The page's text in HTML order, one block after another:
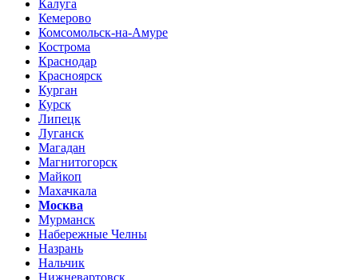
Калуга
Кемерово
Комсомольск-на-Амуре
Кострома
Краснодар
Красноярск
Курган
Курск
Липецк
Луганск
Магадан
Магнитогорск
Майкоп
Махачкала
Москва
Мурманск
Набережные Челны
Назрань
Нальчик
Нижневартовск